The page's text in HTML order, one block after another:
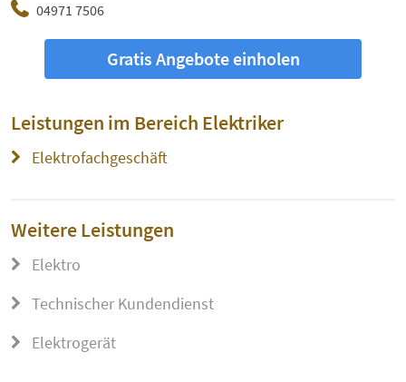
04971 7506
Gratis Angebote einholen
Leistungen im Bereich Elektriker
Elektrofachgeschäft
Weitere Leistungen
Elektro
Technischer Kundendienst
Elektrogerät